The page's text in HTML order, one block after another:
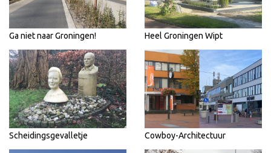
Ga niet naar Groningen! Heel Groningen Wipt
Scheidingsgevalletje Cowboy-Architectuur